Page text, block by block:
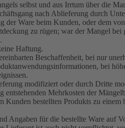
selbst und aus Irrtum über die
nach Ablieferung durch
der Ware beim Kunden, oder dem
zu rügen; war der Mangel
Haftung.
Beschaffenheit, bei nur
bei
modifiziert oder durch Dritte
Mehrkosten der
bestellten Produkts zu
für die bestellte Ware auf